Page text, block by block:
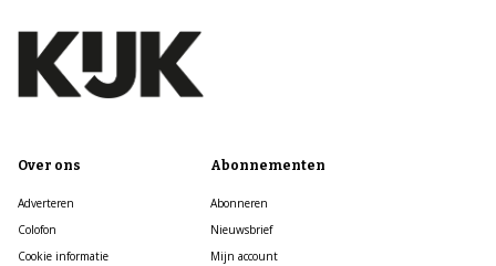
Over ons
Adverteren
Colofon
Cookie informatie
Abonnementen
Abonneren
Nieuwsbrief
Mijn account